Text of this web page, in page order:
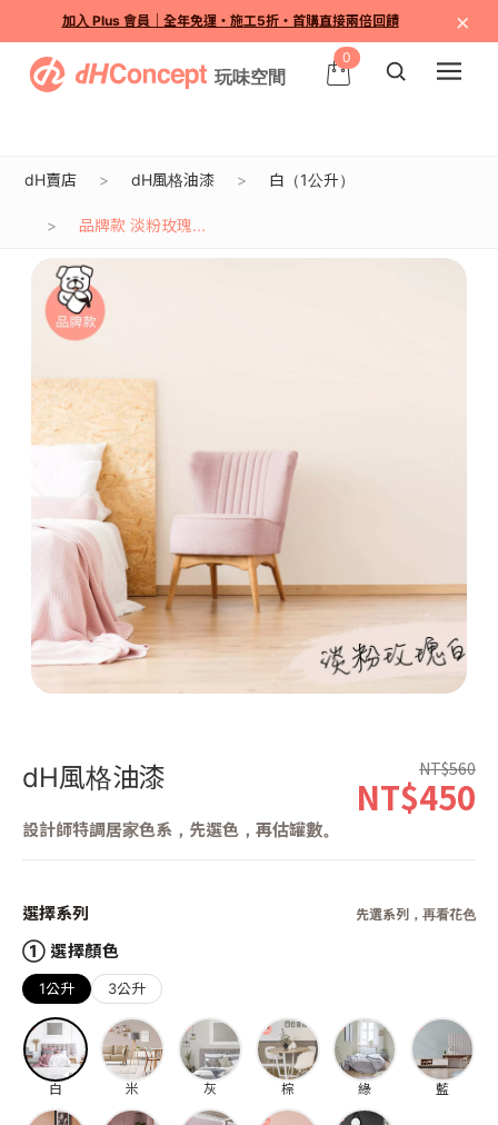
加入 Plus 會員｜全年免運・施工5折・首購直接兩倍回饋 ×
0
dH賣店 dH風格油漆 白（1公升）
品牌款 淡粉玫瑰...
dH風格油漆
設計師特調居家色系，先選色，再估罐數。
NT$560
NT$450
選擇系列 先選系列，再看花色
① 選擇顏色
1公升 3公升
白 米 灰 棕 綠 藍